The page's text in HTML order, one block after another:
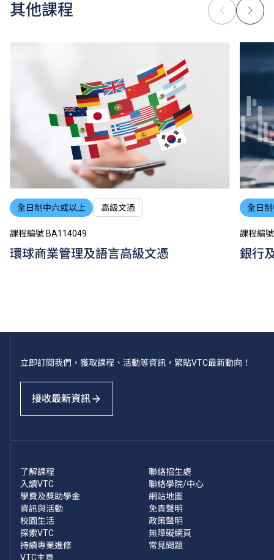
其他課程
全日制中六或以上 高級文憑
課程編號 BA114049
環球商業管理及語言高級文憑
全日
課程編
銀行
立即訂閱我們，獲取課程、活動等資訊，緊貼VTC最新動向！
接收最新資訊
了解課程
入讀VTC
學費及獎助學金
資訊與活動
校園生活
探索VTC
持續專業進修
VTC主頁
聯絡招生處
聯絡學院/中心
網站地圖
免責聲明
政策聲明
無障礙網頁
常見問題